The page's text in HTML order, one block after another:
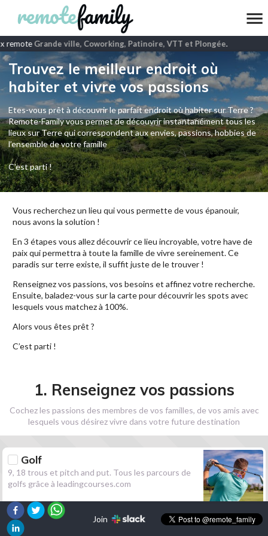
remoteGrande ville, Coworking, Patinoire, VTT et Plongée.
Trouvez le meilleur endroit où
habiter et vivre vos passions
Etes-vous prêt à découvrir le parfait endroit où habiter sur Terre ?
Remote-Family vous permet de découvrir instantanément tous les
lieux sur Terre qui correspondent aux envies, passions, hobbies de
l’ensemble de votre famille
C'est parti !
Vous recherchez un lieu qui vous permette de vous épanouir,
nous avons la solution !
En 3 étapes vous allez découvrir ce lieu incroyable, votre have de
paix qui permettra à toute la famille de vivre sereinement. Ce
paradis sur terre existe, il suffit juste de le trouver !
Renseignez vos passions, vos besoins et affinez votre recherche.
Ensuite, baladez-vous sur la carte pour découvrir les spots avec
lesquels vous matchez à 100%.
Alors vous êtes prêt ?
C’est parti !
1. Renseignez vos passions
Cochez les passions des membres de vos familles, de vos amis avec
lesquels vous désirez vivre dans votre future destination
Golf
9, 18 trous et pitch and put. Tous les parcours de
golfs grâce à leadingcourses.com
Randonnée
Join